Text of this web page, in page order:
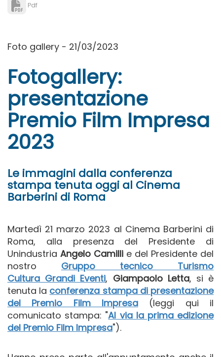
Pdf
Foto gallery - 21/03/2023
Fotogallery:
presentazione
Premio Film Impresa
2023
Le immagini dalla conferenza
stampa tenuta oggi al Cinema
Barberini di Roma
Martedì 21 marzo 2023 al Cinema Barberini di
Roma, alla presenza del Presidente di
Unindustria Angelo Camilli e del Presidente del
nostro Gruppo tecnico Turismo
Cultura Grandi Eventi, Giampaolo Letta, si è
tenuta la conferenza stampa di presentazione
del Premio Film Impresa (leggi qui il
comunicato stampa: "Al via la prima edizione
del Premio Film Impresa").